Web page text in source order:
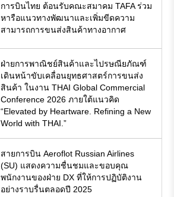
การบินไทย ต้อนรับคณะสมาคม TAFA ร่วม
หารือแนวทางพัฒนาและเพิ่มขีดความ
สามารถการขนส่งสินค้าทางอากาศ
ฝ่ายการพาณิชย์สินค้าและไปรษณียภัณฑ์
เดินหน้าขับเคลื่อนยุทธศาสตร์การขนส่ง
สินค้า ในงาน THAI Global Commercial
Conference 2026 ภายใต้แนวคิด
“Elevated by Heartware. Refining a New
World with THAI.”
สายการบิน Aeroflot Russian Airlines
(SU) แสดงความชื่นชมและขอบคุณ
พนักงานของฝ่าย DX ที่ให้การปฏิบัติงาน
อย่างราบรื่นตลอดปี 2025